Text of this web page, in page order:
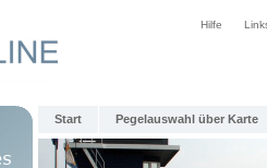
Hilfe
Start Pegelauswahl über Karte